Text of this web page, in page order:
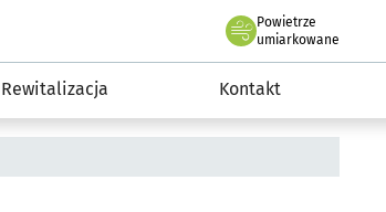
Powietrze
we Wrocławiu
umiarkowane
Rewitalizacja Kontakt